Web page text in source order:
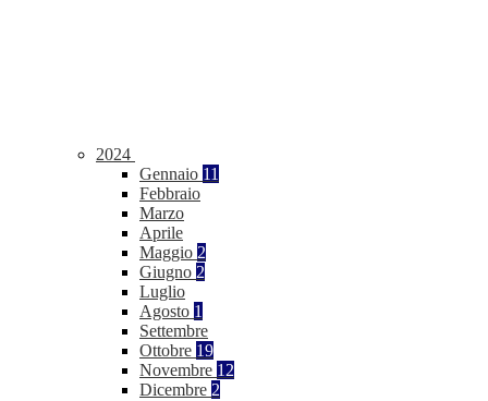
2024
Gennaio 11
Febbraio
Marzo
Aprile
Maggio 2
Giugno 2
Luglio
Agosto 1
Settembre
Ottobre 19
Novembre 12
Dicembre 2